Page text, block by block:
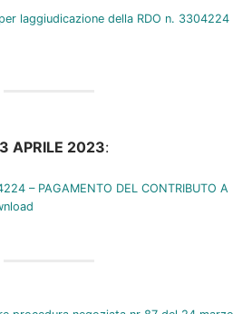
laggiudicazione della RDO n. 3304224
APRILE 2023:
– PAGAMENTO DEL CONTRIBUTO A